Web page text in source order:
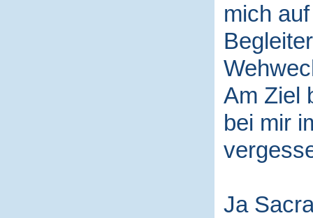
mich
Am Ziel
bei mir
Ja